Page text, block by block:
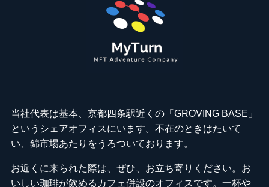
当社代表は基本、京都四条駅近くの「GROVING BASE」
というシェアオフィスにいます。不在のときはたいて
い、錦市場あたりをうろついております。
お近くに来られた際は、ぜひ、お立ち寄りください。お
いしい珈琲が飲めるカフェ併設のオフィスです。一杯や